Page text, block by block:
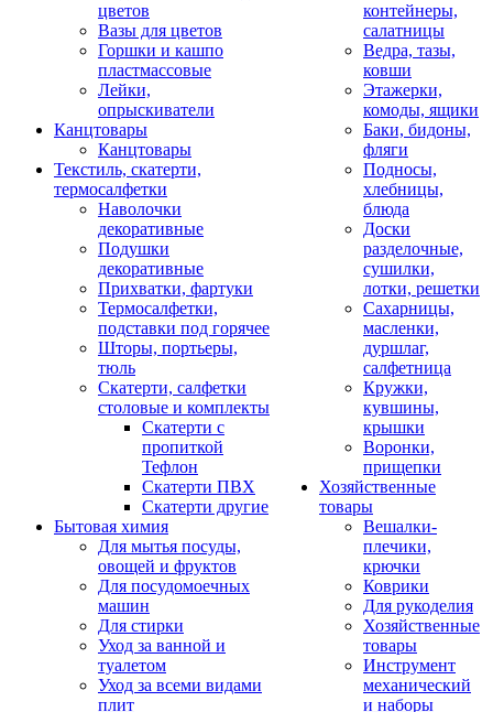
цветов
Вазы для цветов
Горшки и кашпо
пластмассовые
Лейки,
опрыскиватели
Канцтовары
Канцтовары
Текстиль, скатерти,
термосалфетки
Наволочки
декоративные
Подушки
декоративные
Прихватки, фартуки
Термосалфетки,
подставки под горячее
Шторы, портьеры,
тюль
Скатерти, салфетки
столовые и комплекты
Скатерти с
пропиткой
Тефлон
Скатерти ПВХ
Скатерти другие
Бытовая химия
Для мытья посуды,
овощей и фруктов
Для посудомоечных
машин
Для стирки
Уход за ванной и
туалетом
Уход за всеми видами
плит
контейнеры,
салатницы
Ведра, тазы,
ковши
Этажерки,
комоды, ящики
Баки, бидоны,
фляги
Подносы,
хлебницы,
блюда
Доски
разделочные,
сушилки,
лотки, решетки
Сахарницы,
масленки,
дуршлаг,
салфетница
Кружки,
кувшины,
крышки
Воронки,
прищепки
Хозяйственные
товары
Вешалки-
плечики,
крючки
Коврики
Для рукоделия
Хозяйственные
товары
Инструмент
механический
и наборы